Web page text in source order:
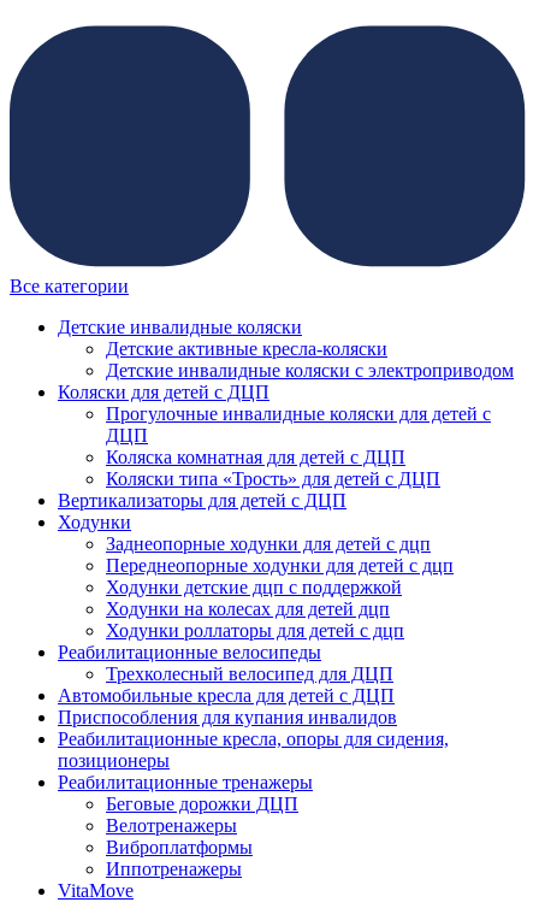
Все категории
Детские инвалидные коляски
Детские активные кресла-коляски
Детские инвалидные коляски с электроприводом
Коляски для детей с ДЦП
Прогулочные инвалидные коляски для детей с
ДЦП
Коляска комнатная для детей с ДЦП
Коляски типа «Трость» для детей с ДЦП
Вертикализаторы для детей с ДЦП
Ходунки
Заднеопорные ходунки для детей с дцп
Переднеопорные ходунки для детей с дцп
Ходунки детские дцп с поддержкой
Ходунки на колесах для детей дцп
Ходунки роллаторы для детей с дцп
Реабилитационные велосипеды
Трехколесный велосипед для ДЦП
Автомобильные кресла для детей с ДЦП
Приспособления для купания инвалидов
Реабилитационные кресла, опоры для сидения,
позиционеры
Реабилитационные тренажеры
Беговые дорожки ДЦП
Велотренажеры
Виброплатформы
Иппотренажеры
VitaMove